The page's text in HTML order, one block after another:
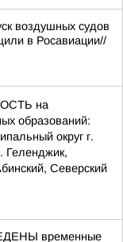
воздушных судов
в Росавиации//
на
образований:
округ г.
Геленджик,
Северский
временные